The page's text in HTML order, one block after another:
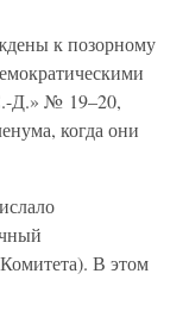
к позорному
Д.» № 19–20,
когда они
В этом